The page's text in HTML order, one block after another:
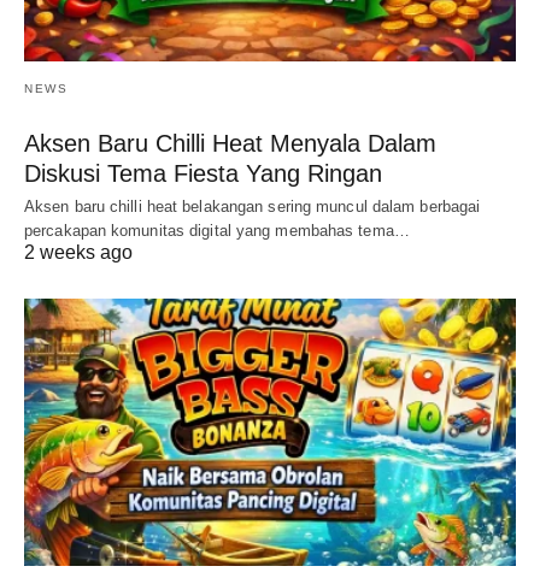
NEWS
Aksen Baru Chilli Heat Menyala Dalam
Diskusi Tema Fiesta Yang Ringan
Aksen baru chilli heat belakangan sering muncul dalam berbagai
percakapan komunitas digital yang membahas tema…
2 weeks ago